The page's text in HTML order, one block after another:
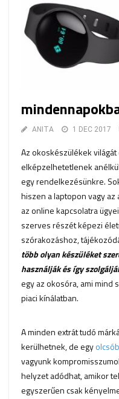
ANITA 1 DEC 2017
Az okoskészülékek
elképzelhetetlenek
egy rendelkezésünkre.
hiszen a laptopon vagy
az online kapcsolatra
szerves részét képezi
szórakozáshoz,
több olyan készüléket
használják és így
egy az okosóra, ami mind
piaci kínálatban.
A minden extrát tudó
kerülhetnek, de egy
vagyunk
helyzet adódhat, amikor
egyszerűen csak